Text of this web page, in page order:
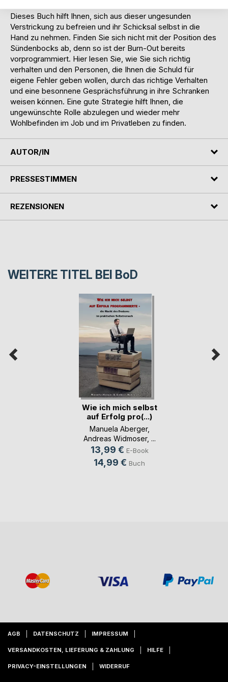
Dieses Buch hilft Ihnen, sich aus dieser ungesunden
Verstrickung zu befreien und ihr Schicksal selbst in die
Hand zu nehmen. Finden Sie sich nicht mit der Position des
Sündenbocks ab, denn so ist der Burn-Out bereits
vorprogrammiert. Hier lesen Sie, wie Sie sich richtig
verhalten und den Personen, die Ihnen die Schuld für
eigene Fehler geben wollen, durch das richtige Verhalten
und eine besonnene Gesprächsführung in ihre Schranken
weisen können. Eine gute Strategie hilft Ihnen, die
ungewünschte Rolle abzulegen und wieder mehr
Wohlbefinden im Job und im Privatleben zu finden.
AUTOR/IN
PRESSESTIMMEN
REZENSIONEN
WEITERE TITEL BEI BoD
Wie ich mich selbst
auf Erfolg pro(...)
Manuela Aberger,
Andreas Widmoser, ...
13,99 € E-Book
14,99 € Buch
AGB DATENSCHUTZ IMPRESSUM
VERSANDKOSTEN, LIEFERUNG & ZAHLUNG HILFE
PRIVACY-EINSTELLUNGEN WIDERRUF